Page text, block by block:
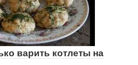
варить котлеты на